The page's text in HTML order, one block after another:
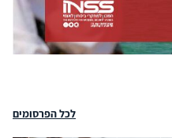
לכל הפרסומים